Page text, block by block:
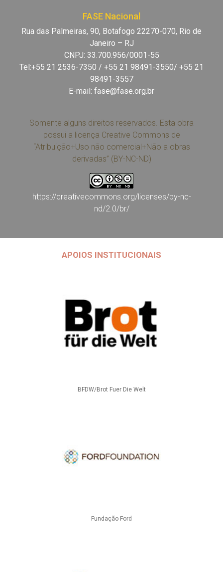
FASE Nacional
Rua das Palmeiras, 90, Botafogo 22270-070, Rio de
Janeiro – RJ
CNPJ: 33.700.956/0001-55
Tel:+55 21 2536-7350 / +55 21 98491-3550/ +55 21
98491-3557
E-mail: fase@fase.org.br
Somente alguns direitos reservados. Esta obra
possui a licença Creative Commons de
“Atribuição+Uso não comercial+Não a obras
derivadas” (BY-NC-ND)
https://creativecommons.org/licenses/by-nc-
nd/2.0/br/
APOIOS INSTITUCIONAIS
BFDW/Brot Fuer Die Welt
Fundação Ford